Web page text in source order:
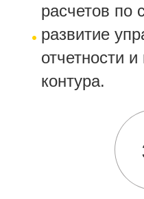
расчетов по
развитие
отчетности
контура.